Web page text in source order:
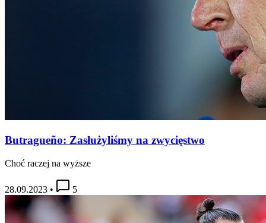
Butragueño: Zasłużyliśmy na zwycięstwo
Choć raczej na wyższe
28.09.2023 • 5